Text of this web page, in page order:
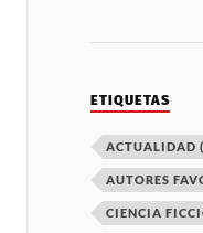
ETIQUETAS
ACTUALIDAD
AUTORES
CIENCIA